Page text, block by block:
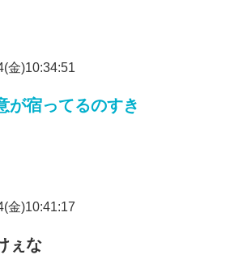
金)10:34:51
が宿ってるのすき
金)10:41:17
ぇな